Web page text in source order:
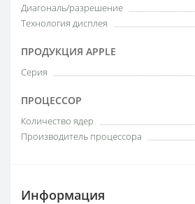
Диагональ/разрешение
Технология дисплея
ПРОДУКЦИЯ APPLE
Серия
ПРОЦЕССОР
Количество ядер
Производитель процессора
Информация